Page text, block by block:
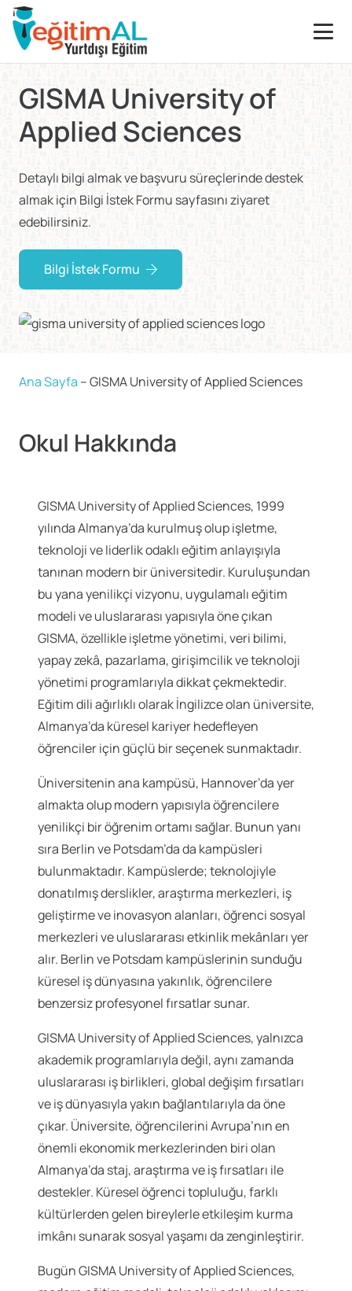
GISMA University of
Applied Sciences
Detaylı bilgi almak ve başvuru süreçlerinde destek
almak için Bilgi İstek Formu sayfasını ziyaret
edebilirsiniz.
Bilgi İstek Formu
Ana Sayfa –GISMA University of Applied Sciences
Okul Hakkında
GISMA University of Applied Sciences, 1999
yılında Almanya’da kurulmuş olup işletme,
teknoloji ve liderlik odaklı eğitim anlayışıyla
tanınan modern bir üniversitedir. Kuruluşundan
bu yana yenilikçi vizyonu, uygulamalı eğitim
modeli ve uluslararası yapısıyla öne çıkan
GISMA, özellikle işletme yönetimi, veri bilimi,
yapay zekâ, pazarlama, girişimcilik ve teknoloji
yönetimi programlarıyla dikkat çekmektedir.
Eğitim dili ağırlıklı olarak İngilizce olan üniversite,
Almanya’da küresel kariyer hedefleyen
öğrenciler için güçlü bir seçenek sunmaktadır.
Üniversitenin ana kampüsü, Hannover’da yer
almakta olup modern yapısıyla öğrencilere
yenilikçi bir öğrenim ortamı sağlar. Bunun yanı
sıra Berlin ve Potsdam’da da kampüsleri
bulunmaktadır. Kampüslerde; teknolojiyle
donatılmış derslikler, araştırma merkezleri, iş
geliştirme ve inovasyon alanları, öğrenci sosyal
merkezleri ve uluslararası etkinlik mekânları yer
alır. Berlin ve Potsdam kampüslerinin sunduğu
küresel iş dünyasına yakınlık, öğrencilere
benzersiz profesyonel fırsatlar sunar.
GISMA University of Applied Sciences, yalnızca
akademik programlarıyla değil, aynı zamanda
uluslararası iş birlikleri, global değişim fırsatları
ve iş dünyasıyla yakın bağlantılarıyla da öne
çıkar. Üniversite, öğrencilerini Avrupa’nın en
önemli ekonomik merkezlerinden biri olan
Almanya’da staj, araştırma ve iş fırsatları ile
destekler. Küresel öğrenci topluluğu, farklı
kültürlerden gelen bireylerle etkileşim kurma
imkânı sunarak sosyal yaşamı da zenginleştirir.
Bugün GISMA University of Applied Sciences,